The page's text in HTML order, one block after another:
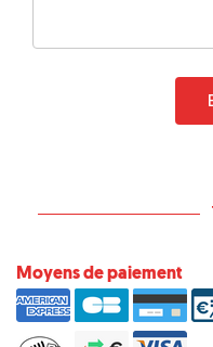
Moyens de paiement